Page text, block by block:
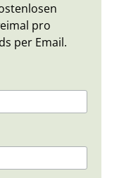
pro
per Email.